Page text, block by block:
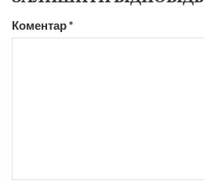
Коментар*